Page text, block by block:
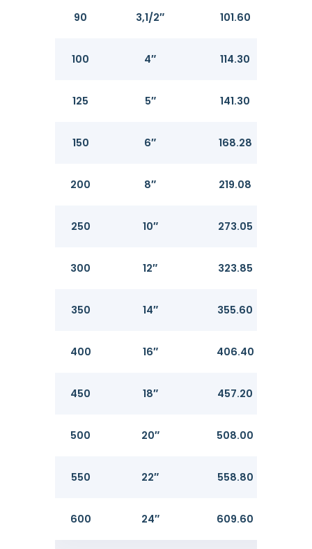
90 3,1/2″ 101.60
100 4″ 114.30
125 5″ 141.30
150 6″ 168.28
200 8″ 219.08
250 10″ 273.05
300 12″ 323.85
350 14″ 355.60
400 16″ 406.40
450 18″ 457.20
500 20″ 508.00
550 22″ 558.80
600 24″ 609.60